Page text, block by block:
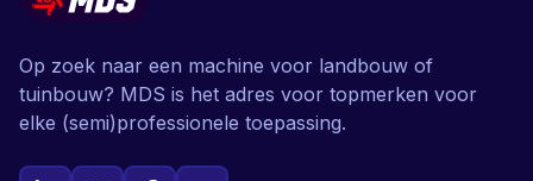
Op zoek naar een machine voor landbouw of
tuinbouw? MDS is het adres voor topmerken voor
elke (semi)professionele toepassing.